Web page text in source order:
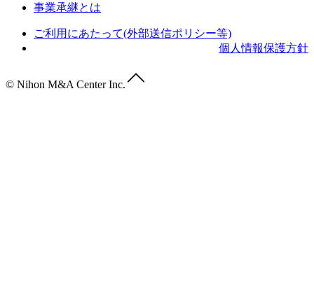
事業承継とは
ご利用にあたって(外部送信ポリシー等)
個人情報保護方針
© Nihon M&A Center Inc.